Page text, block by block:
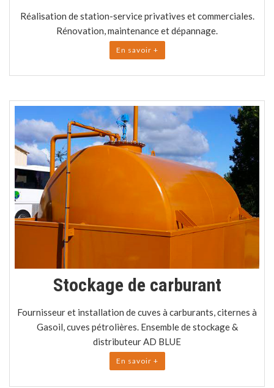
Réalisation de station-service privatives et commerciales.
Rénovation, maintenance et dépannage.
En savoir +
Stockage de carburant
Fournisseur et installation de cuves à carburants, citernes à
Gasoil, cuves pétrolières. Ensemble de stockage &
distributeur AD BLUE
En savoir +